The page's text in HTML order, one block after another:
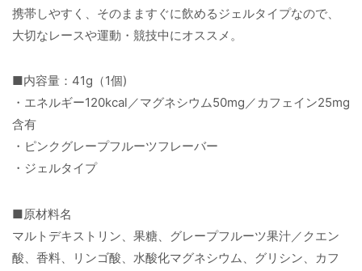
携帯しやすく、そのまますぐに飲めるジェルタイプなので、
大切なレースや運動・競技中にオススメ。
■内容量：41g（1個)
・エネルギー120kcal／マグネシウム50mg／カフェイン25mg
含有
・ピンクグレープフルーツフレーバー
・ジェルタイプ
■原材料名
マルトデキストリン、果糖、グレープフルーツ果汁／クエン
酸、香料、リンゴ酸、水酸化マグネシウム、グリシン、カフ